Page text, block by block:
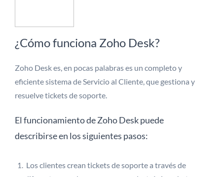
¿Cómo funciona Zoho Desk?
Zoho Desk es, en pocas palabras es un completo y
eficiente sistema de Servicio al Cliente, que gestiona y
resuelve tickets de soporte.
El funcionamiento de Zoho Desk puede
describirse en los siguientes pasos:
Los clientes crean tickets de soporte a través de